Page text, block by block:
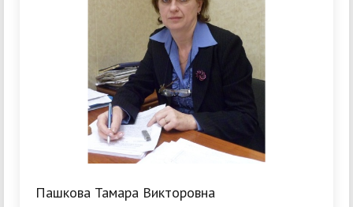
Пашкова Тамара Викторовна